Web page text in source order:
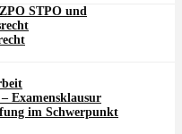
STPO und
Examensklausur
im Schwerpunkt